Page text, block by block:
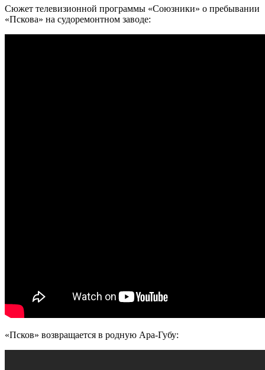
Сюжет телевизионной программы «Союзники» о пребывании
«Пскова» на судоремонтном заводе:
«Псков» возвращается в родную Ара-Губу: